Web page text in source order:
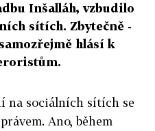
Inšalláh, vzbudilo
sítích. Zbytečně -
hlásí k
na sociálních sítích se
Ano, během